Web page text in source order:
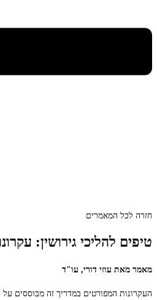
חזרה לכל המאמרים
טיפים להליכי גירושין:
מאמר מאת עוזי דורי, עו"ד
העקרונות המפורטים במדריך זה מבוססים